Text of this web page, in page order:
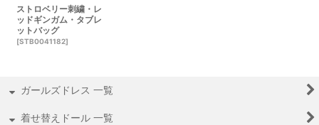
ストロベリー刺繍・レ
ッドギンガム・タブレ
ットバッグ
[STB0041182]
ガールズドレス 一覧
着せ替えドール 一覧